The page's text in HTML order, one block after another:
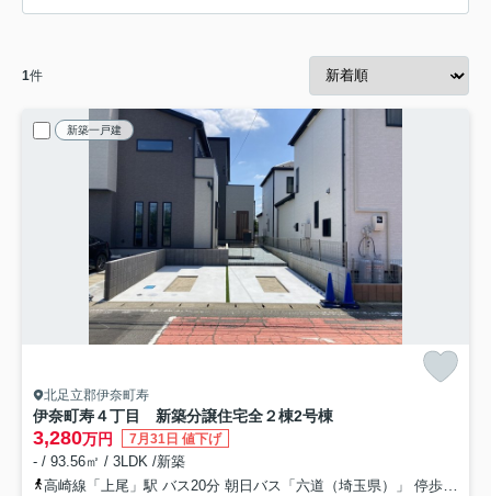
1件
新築一戸建
北足立郡伊奈町寿
伊奈町寿４丁目 新築分譲住宅全２棟2号棟
3,280万円 7月31日 値下げ
- / 93.56㎡ / 3LDK /新築
高崎線「上尾」駅 バス20分 朝日バス「六道（埼玉県）」 停歩7分